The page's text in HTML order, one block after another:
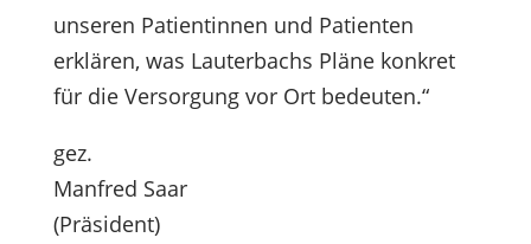
unseren Patientinnen und Patienten
erklären, was Lauterbachs Pläne konkret
für die Versorgung vor Ort bedeuten.“
gez.
Manfred Saar
(Präsident)